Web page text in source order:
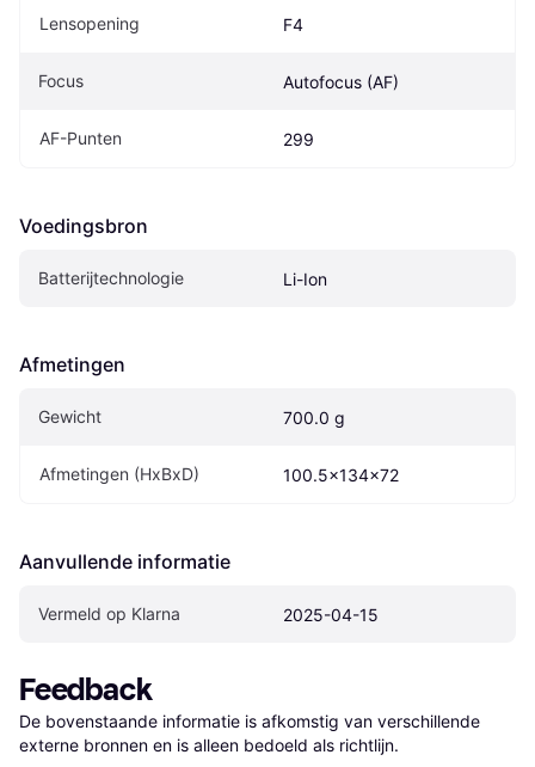
Lensopening F4
Focus Autofocus (AF)
AF-Punten 299
Voedingsbron
Batterijtechnologie Li-Ion
Afmetingen
Gewicht 700.0 g
Afmetingen (HxBxD) 100.5x134x72
Aanvullende informatie
Vermeld op Klarna 2025-04-15
Feedback
De bovenstaande informatie is afkomstig van verschillende
externe bronnen en is alleen bedoeld als richtlijn.